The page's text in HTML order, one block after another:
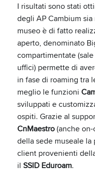
I risultati sono stati
degli AP Cambium
museo è di fatto
aperto, denominato
compartimentate
uffici) permette di
in fase di roaming tra
meglio le funzioni
sviluppati e
ospiti. Grazie al
CnMaestro(anche
della sede museale la
client provenienti
il SSID Eduroam.